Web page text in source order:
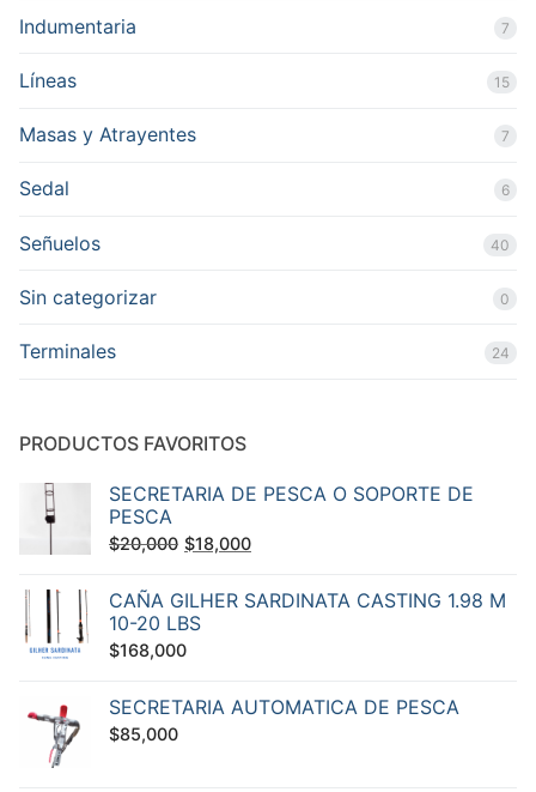
Indumentaria 7
Líneas 15
Masas y Atrayentes 7
Sedal 6
Señuelos 40
Sin categorizar 0
Terminales 24
PRODUCTOS FAVORITOS
SECRETARIA DE PESCA O SOPORTE DE
PESCA
$20,000 El
original
era:
$20,000.
$18,000El
actual
CAÑA GILHER SARDINATA CASTING 1.98 M
10-20 LBS
$168,000
SECRETARIA AUTOMATICA DE PESCA
$85,000